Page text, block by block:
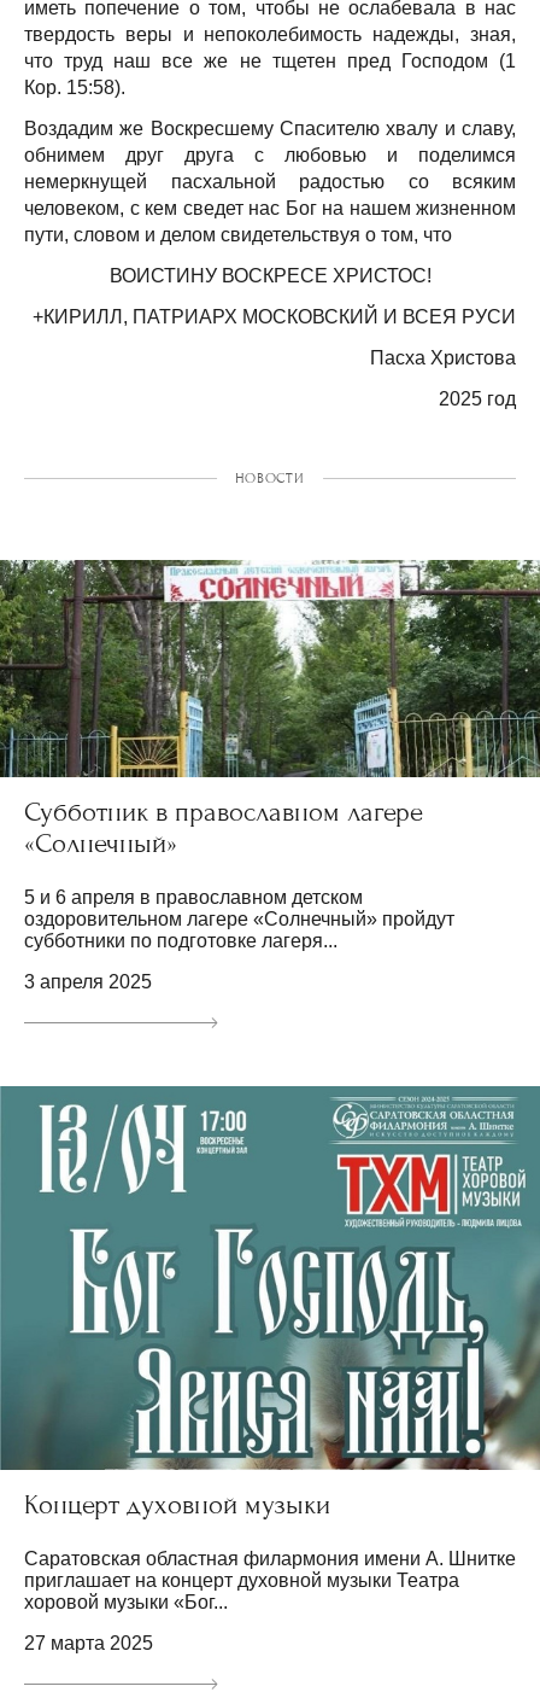
иметь попечение о том, чтобы не ослабевала в нас
твердость веры и непоколебимость надежды, зная,
что труд наш все же не тщетен пред Господом (1
Кор. 15:58).
Воздадим же Воскресшему Спасителю хвалу и славу,
обнимем друг друга с любовью и поделимся
немеркнущей пасхальной радостью со всяким
человеком, с кем сведет нас Бог на нашем жизненном
пути, словом и делом свидетельствуя о том, что
ВОИСТИНУ ВОСКРЕСЕ ХРИСТОС!
+КИРИЛЛ, ПАТРИАРХ МОСКОВСКИЙ И ВСЕЯ РУСИ
Пасха Христова
2025 год
НОВОСТИ
Субботник в православном лагере
«Солнечный»
5 и 6 апреля в православном детском
оздоровительном лагере «Солнечный» пройдут
субботники по подготовке лагеря...
3 апреля 2025
Концерт духовной музыки
Саратовская областная филармония имени А. Шнитке
приглашает на концерт духовной музыки Театра
хоровой музыки «Бог...
27 марта 2025